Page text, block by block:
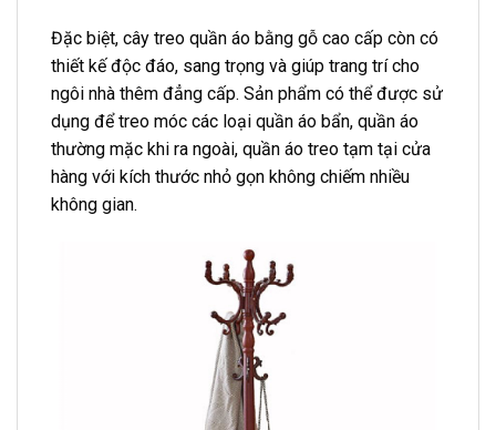
Đặc biệt, cây treo quần áo bằng gỗ cao cấp còn có
thiết kế độc đáo, sang trọng và giúp trang trí cho
ngôi nhà thêm đẳng cấp. Sản phẩm có thể được sử
dụng để treo móc các loại quần áo bẩn, quần áo
thường mặc khi ra ngoài, quần áo treo tạm tại cửa
hàng với kích thước nhỏ gọn không chiếm nhiều
không gian.